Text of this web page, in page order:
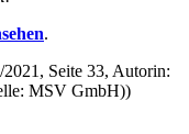
.
Seite 33, Autorin:
MSV GmbH))